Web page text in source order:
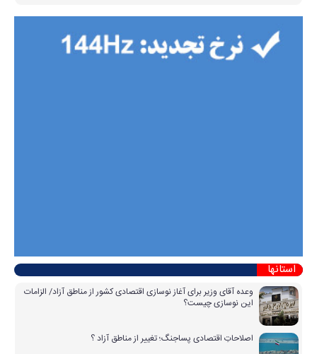
استانها
وعده آقای وزیر برای آغاز نوسازی اقتصادی کشور از مناطق آزاد/ الزامات
این نوسازی چیست؟
اصلاحاتِ اقتصادی پساجنگ؛ تغییر از مناطق آزاد ؟